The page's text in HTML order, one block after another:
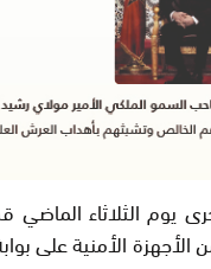
يوم الثلاثاء
الأمنية على